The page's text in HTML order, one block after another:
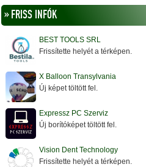
» FRISS INFÓK
BEST TOOLS SRL
Frissítette helyét a térképen.
X Balloon Transylvania
Új képet töltött fel.
Expressz PC Szerviz
Új borítóképet töltött fel.
Vision Dent Technology
Frissítette helyét a térképen.